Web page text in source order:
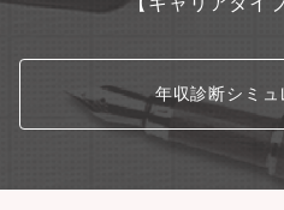
年収診断シミ